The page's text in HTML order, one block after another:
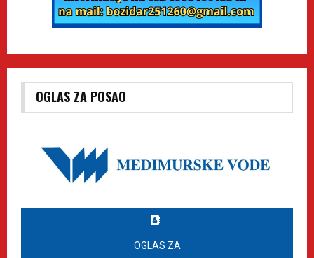
OGLAS ZA POSAO
OGLAS ZA